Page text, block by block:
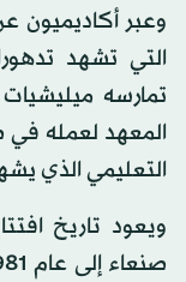
وعبر أكاديميون
التي تشهد
تمارسه
المعهد لعمله في
التعليمي الذي
ويعود تاريخ